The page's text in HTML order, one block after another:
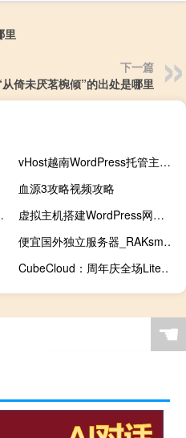
里
下一篇
从倚未厌茗椀倾”的出处是哪里
vHost越南WordPress托管主机：1网站/1数据库/50GB空间/无限流量/10个邮箱/100封邮件/75000越南盾/月
血源3攻略视频攻略
端口/东京/新加坡/香港
虚拟主机搭建WordPress网站全攻略：零基础快速建站
便宜国外独立服务器_RAKsmart美国日本韩国香港独立服务器$46/月起（不限流量，送免费域名及SSL证书，注册送$100）
CubeCloud：周年庆全场Lite系列7折/Pro系列85折（香港原生IP VPS、香港CN2 GIA VPS、美国CN2 GIA VPS）
☚